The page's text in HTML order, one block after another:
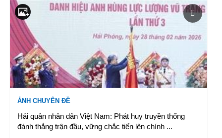
ẢNH CHUYÊN ĐỀ
Hải quân nhân dân Việt Nam: Phát huy truyền thống
đánh thắng trận đầu, vững chắc tiến lên chính ...